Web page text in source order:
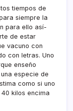
tiempos de
siempre la
para ello así­
de estar
vacuno con
con letras. Uno
enseño
especie de
como si uno
kilos encima